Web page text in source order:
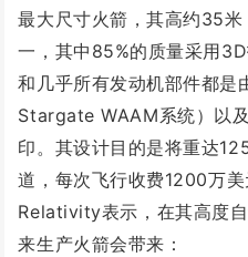
最大尺寸火箭，其高约35
一，其中85%的质量采用
和几乎所有发动机部件都是
Stargate WAAM系统）以
印。 其设计目的是将重达
道，每次飞行收费1200万美
Relativity表示，在其高度
来生产火箭会带来：